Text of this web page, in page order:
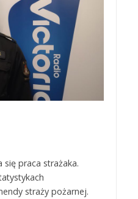
się praca strażaka.
straży pożarnej.